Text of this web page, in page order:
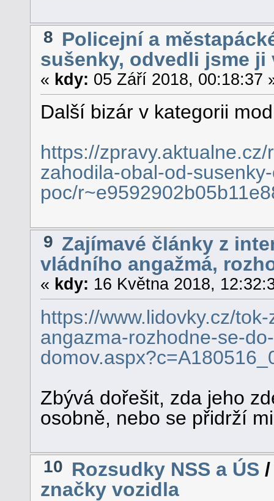
8 Policejní a
sušenky, odvedli jsme ji
« kdy: 05 Září 2018, 00:18:37
Další bizár v kategorii
https://
zahodila-obal-od-
poc/
9 Zajímavé články z
vládního angažmá,
« kdy: 16 Května 2018,
https://www.lidovky.cz/
angazma-rozhodne-se-
Zbývá dořešit, zda jeho
osobně, nebo se přidrží
10 Rozsudky NSS a ÚS
značky vozidla